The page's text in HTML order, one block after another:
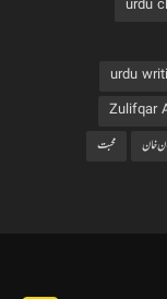
urdu
urdu
Zulifqar
خان
محبت